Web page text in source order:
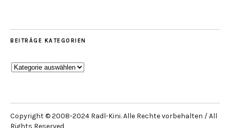
BEITRÄGE KATEGORIEN
Beiträge
Kategorien
Copyright © 2008-2024 Radl-Kini. Alle Rechte vorbehalten / All
Rights Reserved